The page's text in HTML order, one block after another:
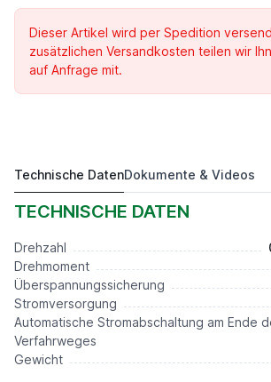
Dieser Artikel wird per Spedition
zusätzlichen Versandkosten teilen wir
auf Anfrage mit.
Frästischvorschub NM 18 -
389,00 €*
Technische DatenDokumente & Videos
TECHNISCHE DATEN
Drehzahl
Drehmoment
Überspannungssicherung
Stromversorgung
Automatische Stromabschaltung am Ende
Verfahrweges
Gewicht